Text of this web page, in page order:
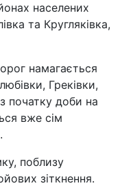
населених
та Кругляківка,
намагається
Греківки,
початку доби на
вже сім
поблизу
зіткнення.